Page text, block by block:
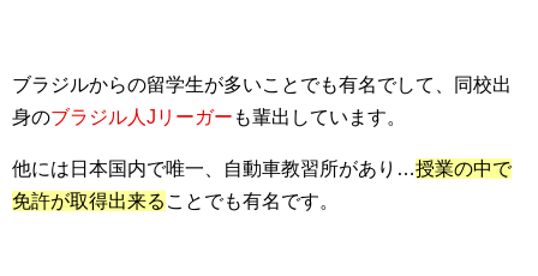
ブラジルからの留学生が多いことでも有名でして、同校出
身のブラジル人Jリーガー も輩出しています。
他には日本国内で唯一、自動車教習所があり…授業の中で
免許が取得出来る ことでも有名です。